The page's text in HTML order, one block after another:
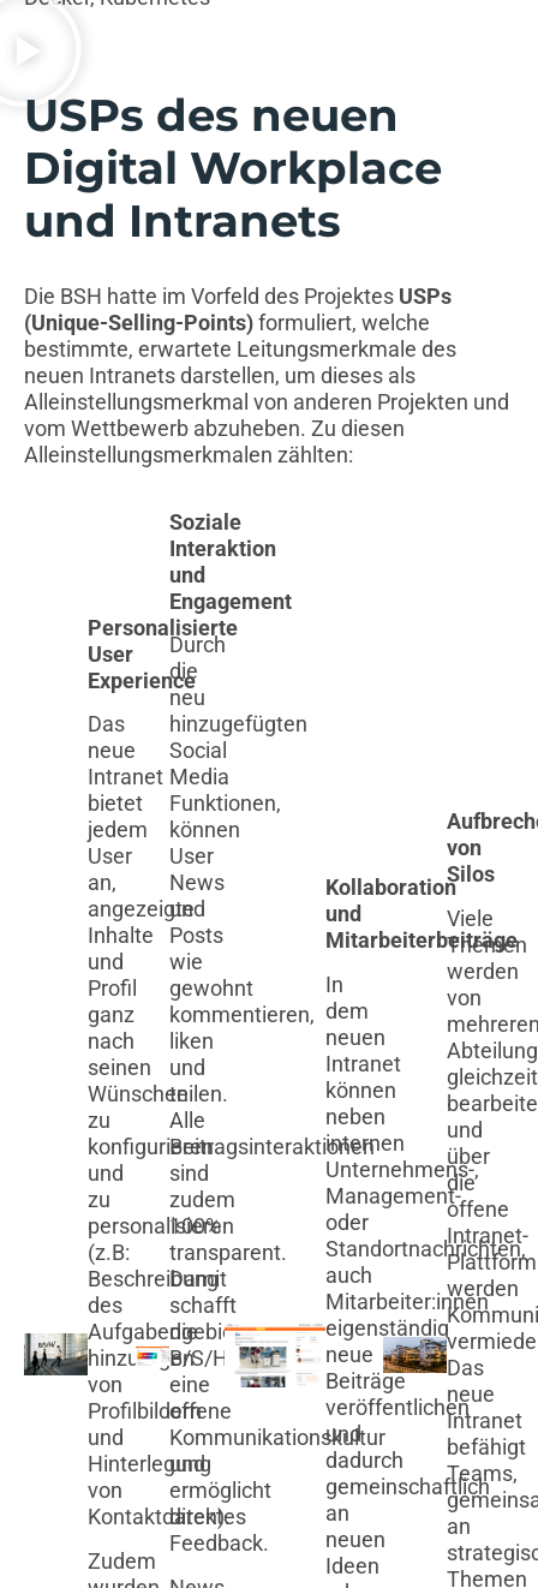
USPs des neuen
Digital Workplace
und Intranets​
Die BSH hatte im Vorfeld des Projektes USPs
(Unique-Selling-Points)formuliert, welche
bestimmte, erwartete Leitungsmerkmale des
neuen Intranets darstellen, um dieses als
Alleinstellungsmerkmal von anderen Projekten und
vom Wettbewerb abzuheben. Zu diesen
Alleinstellungsmerkmalen zählten:
Personalisierte
User
Experience​
Das
neue
Intranet
bietet
jedem
User
an,
angezeigte
Inhalte
und
Profil
ganz
nach
seinen
Wünschen
zu
konfigurieren
und
zu
personalisieren
(z.B:
Beschreibung
des
Aufgabengebiets,
hinzufügen
von
Profilbildern
und
Hinterlegung
von
Kontaktdaten).
Zudem
Soziale
Interaktion
und
Engagement​
Durch
die
neu
hinzugefügten
Social
Media
Funktionen,
können
User
News
und
Posts
wie
gewohnt
kommentieren,
liken
und
teilen.
Alle
Beitragsinteraktionen
sind
zudem
100%
transparent.
Damit
schafft
die
B/S/H/
eine
offene
Kommunikationskultur
und
ermöglicht
direktes
Feedback.
Kollaboration
und
Mitarbeiterbeiträge​
In
dem
neuen
Intranet
können
neben
internen
Unternehmens-,
Management-
oder
Standortnachrichten,
auch
Mitarbeiter:innen
eigenständig
neue
Beiträge
veröffentlichen
und
dadurch
gemeinschaftlich
an
neuen
Ideen
von
Silos
Viele
Themen
werden
von
und
über
die
offene
Intranet-
Plattform
werden
Das
neue
Intranet
befähigt
Teams,
an
Themen